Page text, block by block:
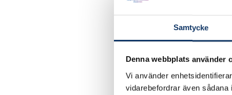
Samtycke
Denna webbplats använder
Vi använder
vidarebefordrar även
medelstora
utvärdering.
Satsa på digitala
testning, validering
system.